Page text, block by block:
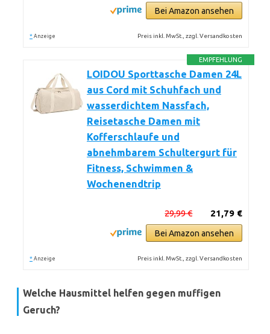
Bei Amazon ansehen
* Anzeige Preis inkl. MwSt., zzgl. Versandkosten
EMPFEHLUNG
LOIDOU Sporttasche Damen 24L
aus Cord mit Schuhfach und
wasserdichtem Nassfach,
Reisetasche Damen mit
Kofferschlaufe und
abnehmbarem Schultergurt für
Fitness, Schwimmen &
Wochenendtrip
21,79 €
29,99 €
Bei Amazon ansehen
* Anzeige Preis inkl. MwSt., zzgl. Versandkosten
Welche Hausmittel helfen gegen muffigen
Geruch?